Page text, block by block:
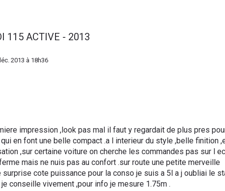
115 ACTIVE - 2013
2013 à 18h36
impression ,look pas mal il faut y regardait de plus pres
en font une belle compact .a l interieur du style ,belle finition
,sur certaine voiture on cherche les commandes pas sur l
mais ne nuis pas au confort .sur route une petite merveille
cote puissance pour la conso je suis a 5l a j oubliai le
conseille vivement ,pour info je mesure 1.75m .